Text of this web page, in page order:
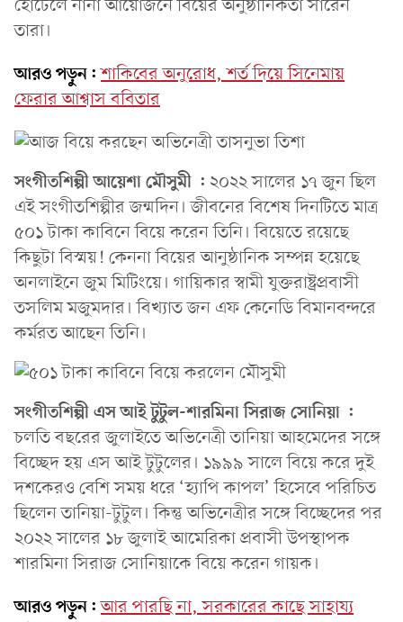
হোটেলে নানা আয়োজনে বিয়ের অনুষ্ঠানিকতা সারেন
তারা।
আরও পড়ুন: শাকিবের অনুরোধ, শর্ত দিয়ে সিনেমায়
ফেরার আশ্বাস ববিতার
সংগীতশিল্পী আয়েশা মৌসুমী : ২০২২ সালের ১৭ জুন ছিল
এই সংগীতশিল্পীর জন্মদিন। জীবনের বিশেষ দিনটিতে মাত্র
৫০১ টাকা কাবিনে বিয়ে করেন তিনি। বিয়েতে রয়েছে
কিছুটা বিস্ময়! কেননা বিয়ের আনুষ্ঠানিক সম্পন্ন হয়েছে
অনলাইনে জুম মিটিংয়ে। গায়িকার স্বামী যুক্তরাষ্ট্রপ্রবাসী
তসলিম মজুমদার। বিখ্যাত জন এফ কেনেডি বিমানবন্দরে
কর্মরত আছেন তিনি।
সংগীতশিল্পী এস আই টুটুল-শারমিনা সিরাজ সোনিয়া :
চলতি বছরের জুলাইতে অভিনেত্রী তানিয়া আহমেদের সঙ্গে
বিচ্ছেদ হয় এস আই টুটুলের। ১৯৯৯ সালে বিয়ে করে দুই
দশকেরও বেশি সময় ধরে ‘হ্যাপি কাপল’ হিসেবে পরিচিত
ছিলেন তানিয়া-টুটুল। কিন্তু অভিনেত্রীর সঙ্গে বিচ্ছেদের পর
২০২২ সালের ১৮ জুলাই আমেরিকা প্রবাসী উপস্থাপক
শারমিনা সিরাজ সোনিয়াকে বিয়ে করেন গায়ক।
আরও পড়ুন: আর পারছি না, সরকারের কাছে সাহায্য